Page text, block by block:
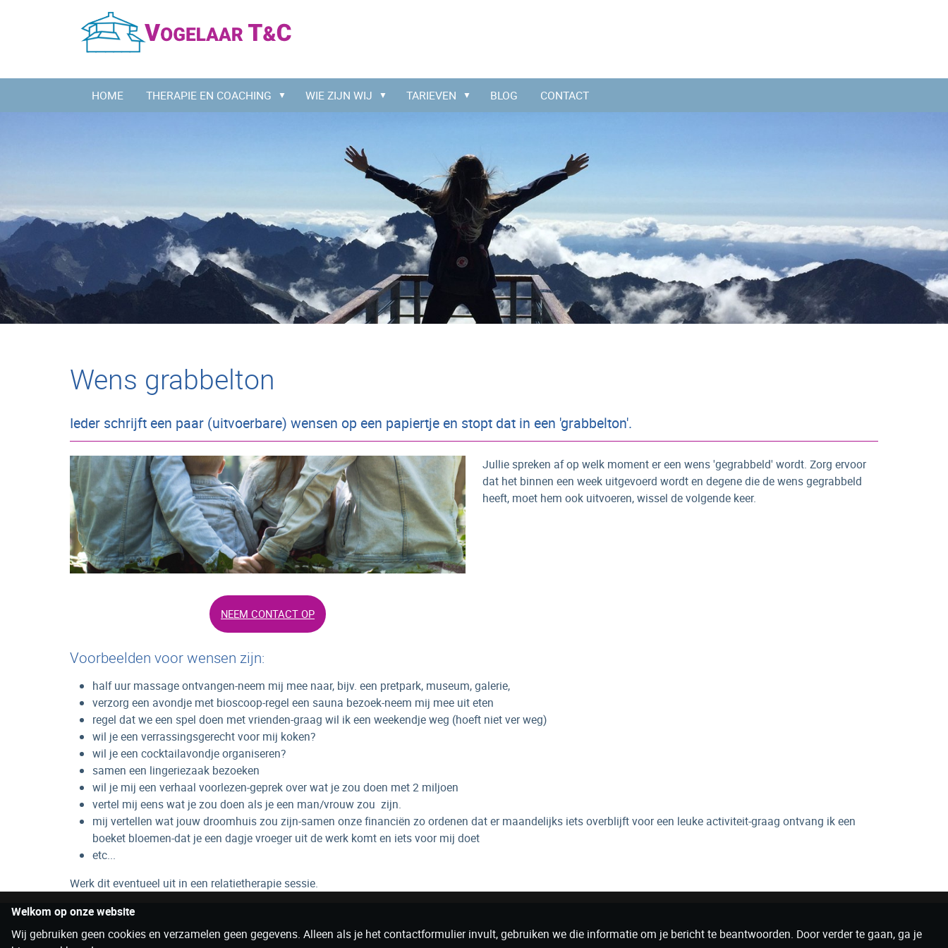
HOME THERAPIE EN COACHING WIE ZIJN WIJ TARIEVEN BLOG CONTACT
Wens grabbelton
Ieder schrijft een paar (uitvoerbare) wensen op een papiertje en stopt dat in een 'grabbelton'.
NEEM CONTACT OP
Jullie spreken af op welk moment er een wens 'gegrabbeld' wordt. Zorg ervoor
dat het binnen een week uitgevoerd wordt en degene die de wens gegrabbeld
heeft, moet hem ook uitvoeren, wissel de volgende keer.
Voorbeelden voor wensen zijn:
half uur massage ontvangen-neem mij mee naar, bijv. een pretpark, museum, galerie,
verzorg een avondje met bioscoop-regel een sauna bezoek-neem mij mee uit eten
regel dat we een spel doen met vrienden-graag wil ik een weekendje weg (hoeft niet ver weg)
wil je een verrassingsgerecht voor mij koken?
wil je een cocktailavondje organiseren?
samen een lingeriezaak bezoeken
wil je mij een verhaal voorlezen-geprek over wat je zou doen met 2 miljoen
vertel mij eens wat je zou doen als je een man/vrouw zou zijn.
mij vertellen wat jouw droomhuis zou zijn-samen onze financiën zo ordenen dat er maandelijks iets overblijft voor een leuke activiteit-graag ontvang ik een
boeket bloemen-dat je een dagje vroeger uit de werk komt en iets voor mij doet
etc...
Werk dit eventueel uit in een relatietherapie sessie.
Welkom op onze website
Wij gebruiken geen cookies en verzamelen geen gegevens. Alleen als je het contactformulier invult, gebruiken we die informatie om je bericht te beantwoorden. Door verder te gaan, ga je